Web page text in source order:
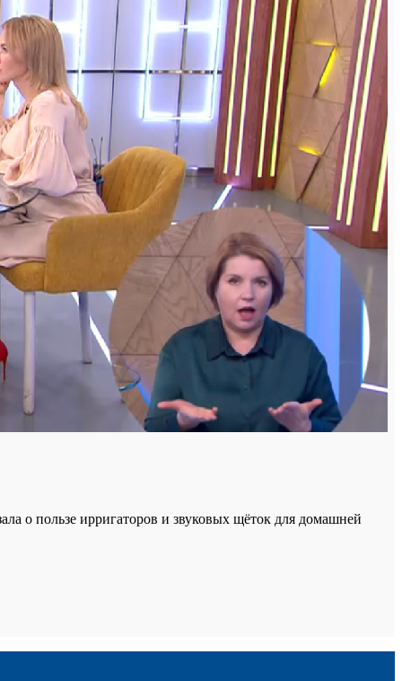
о пользе ирригаторов и звуковых щёток для домашней